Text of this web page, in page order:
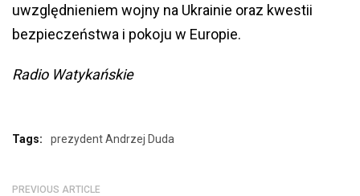
uwzględnieniem wojny na Ukrainie oraz kwestii
bezpieczeństwa i pokoju w Europie.
Radio Watykańskie
Tags: prezydent Andrzej Duda
PREVIOUS ARTICLE